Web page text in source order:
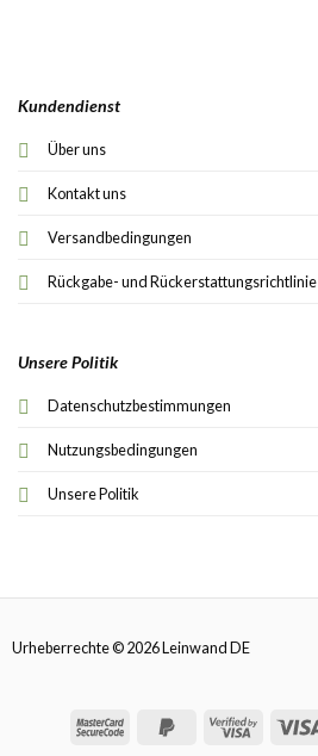
Kundendienst
Über uns
Kontakt uns
Versandbedingungen
Rückgabe- und Rückerstattungsrichtlinie
Unsere Politik
Datenschutzbestimmungen
Nutzungsbedingungen
Unsere Politik
Urheberrechte © 2026 Leinwand DE